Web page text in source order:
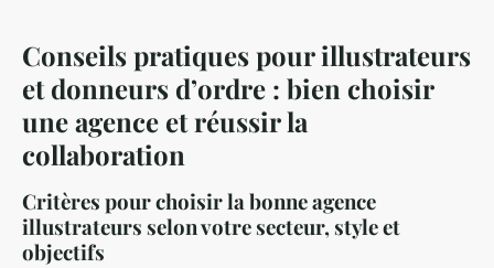
Conseils pratiques pour illustrateurs
et donneurs d’ordre : bien choisir
une agence et réussir la
collaboration
Critères pour choisir la bonne agence
illustrateurs selon votre secteur, style et
objectifs